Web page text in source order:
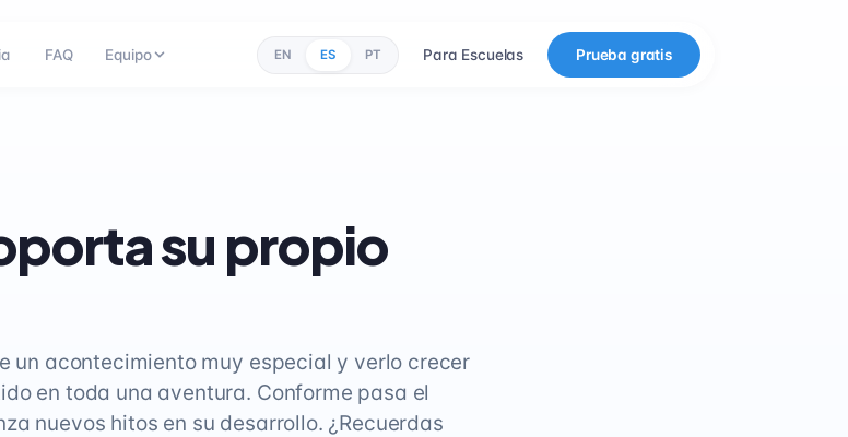
FAQ Equipo EN ES PT Para Escuelas Prueba gratis
su propio
un acontecimiento muy especial y verlo crecer
en toda una aventura. Conforme pasa el
nuevos hitos en su desarrollo. ¿Recuerdas